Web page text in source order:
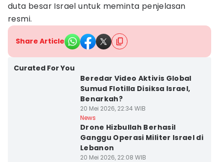
duta besar Israel untuk meminta penjelasan
resmi.
Share Article
Curated For You
Beredar Video Aktivis Global
Sumud Flotilla Disiksa Israel,
Benarkah?
20 Mei 2026, 22:34 WIB
News
Drone Hizbullah Berhasil
Ganggu Operasi Militer Israel di
Lebanon
20 Mei 2026, 22:08 WIB